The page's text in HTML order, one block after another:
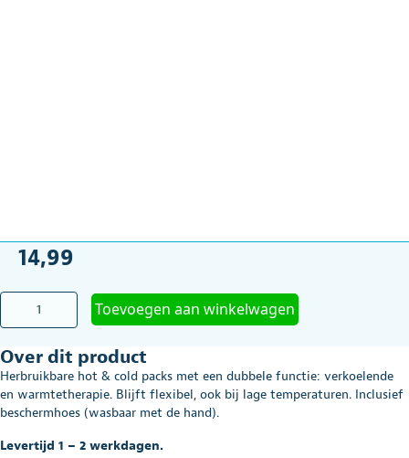
14,99
Hot
Pack
-
Neo
G
Toevoegen aan winkelwagen
Over dit product
Herbruikbare hot & cold packs met een dubbele functie: verkoelende
en warmtetherapie. Blijft flexibel, ook bij lage temperaturen. Inclusief
beschermhoes (wasbaar met de hand).
Levertijd 1 – 2 werkdagen.